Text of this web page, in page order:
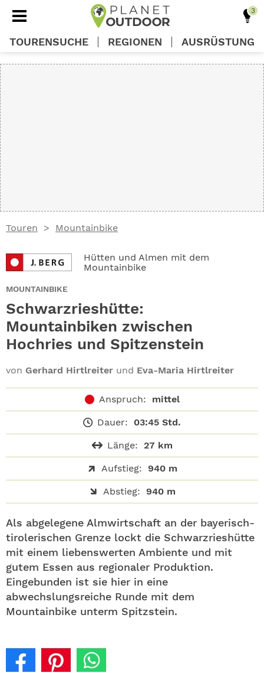
Touren Mountainbike
Hütten und Almen mit dem
Mountainbike
MOUNTAINBIKE
Schwarzrieshütte:
Mountainbiken zwischen
Hochries und Spitzenstein
von Gerhard Hirtlreiter und Eva-Maria Hirtlreiter
Anspruch: mittel
Dauer: 03:45 Std.
Länge: 27 km
Aufstieg: 940 m
Abstieg: 940 m
Als abgelegene Almwirtschaft an der bayerisch-
tirolerischen Grenze lockt die Schwarzrieshütte
mit einem liebenswerten Ambiente und mit
gutem Essen aus regionaler Produktion.
Eingebunden ist sie hier in eine
abwechslungsreiche Runde mit dem
Mountainbike unterm Spitzstein.
TOURENSUCHE REGIONEN AUSRÜSTUNG
ABO
NEWSLETTER